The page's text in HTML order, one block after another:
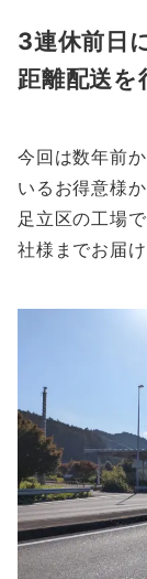
3連休前日
距離配送を
今回は数年前
いるお得意様
足立区の工場
社様までお届